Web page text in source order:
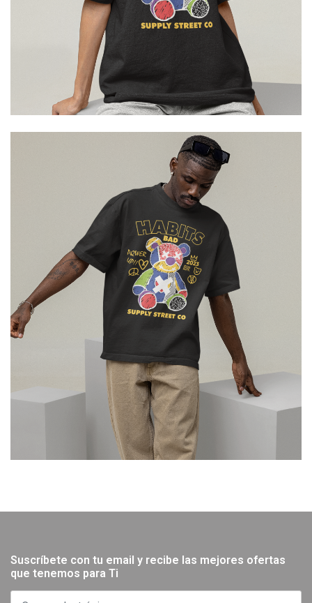
Suscríbete con tu email y recibe las mejores ofertas
que tenemos para Ti